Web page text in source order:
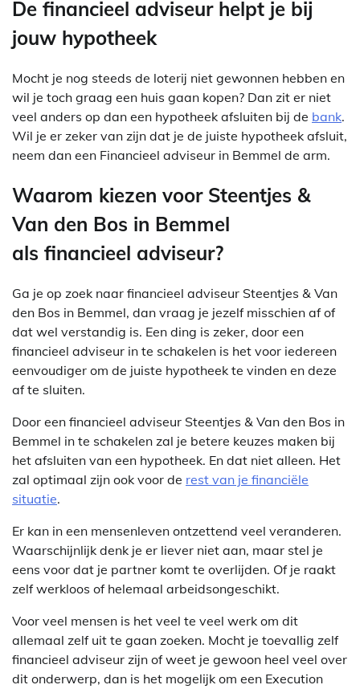
De financieel adviseur helpt je bij
jouw hypotheek
Mocht je nog steeds de loterij niet gewonnen hebben en
wil je toch graag een huis gaan kopen? Dan zit er niet
veel anders op dan een hypotheek afsluiten bij de bank.
Wil je er zeker van zijn dat je de juiste hypotheek afsluit,
neem dan een Financieel adviseur in Bemmel de arm.
Waarom kiezen voor Steentjes &
Van den Bos in Bemmel
als financieel adviseur?
Ga je op zoek naar financieel adviseur Steentjes & Van
den Bos in Bemmel, dan vraag je jezelf misschien af of
dat wel verstandig is. Een ding is zeker, door een
financieel adviseur in te schakelen is het voor iedereen
eenvoudiger om de juiste hypotheek te vinden en deze
af te sluiten.
Door een financieel adviseur Steentjes & Van den Bos in
Bemmel in te schakelen zal je betere keuzes maken bij
het afsluiten van een hypotheek. En dat niet alleen. Het
zal optimaal zijn ook voor de rest van je financiële
situatie.
Er kan in een mensenleven ontzettend veel veranderen.
Waarschijnlijk denk je er liever niet aan, maar stel je
eens voor dat je partner komt te overlijden. Of je raakt
zelf werkloos of helemaal arbeidsongeschikt.
Voor veel mensen is het veel te veel werk om dit
allemaal zelf uit te gaan zoeken. Mocht je toevallig zelf
financieel adviseur zijn of weet je gewoon heel veel over
dit onderwerp, dan is het mogelijk om een Execution